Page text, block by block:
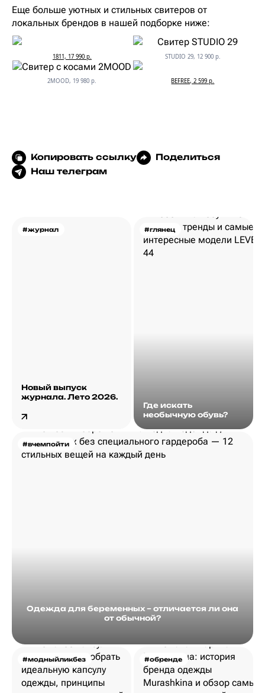
Еще больше уютных и стильных свитеров от
локальных брендов в нашей подборке ниже:
1811, 17 990 р. STUDIO 29, 12 900 р.
2MOOD, 19 980 р. BEFREE, 2 599 р.
Копировать ссылку
Поделиться
Наш телеграм
#журнал
Новый выпуск
журнала. Лето 2026.
#глянец
Где искать
необычную обувь?
#вчемпойти
Одежда для беременных – отличается ли она
от обычной?
#модныйликбез #обренде